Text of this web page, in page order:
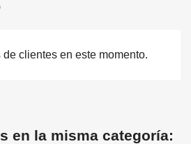
de clientes en este momento.
en la misma categoría: